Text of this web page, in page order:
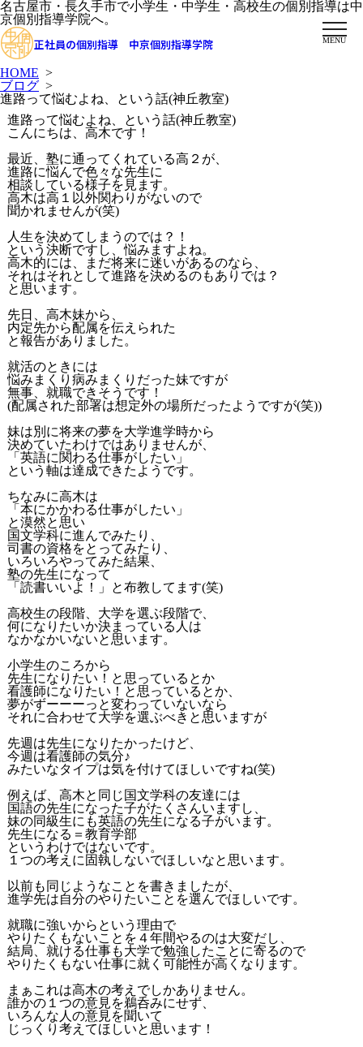
名古屋市・長久手市で小学生・中学生・高校生の個別指導は中
京個別指導学院へ。
正社員の個別指導 中京個別指導学院 MENU
HOME >
ブログ >
進路って悩むよね、という話(神丘教室)
進路って悩むよね、という話(神丘教室)
こんにちは、高木です！
最近、塾に通ってくれている高２が、
進路に悩んで色々な先生に
相談している様子を見ます。
高木は高１以外関わりがないので
聞かれませんが(笑)
人生を決めてしまうのでは？！
という決断ですし、悩みますよね。
高木的には、まだ将来に迷いがあるのなら、
それはそれとして進路を決めるのもありでは？
と思います。
先日、高木妹から、
内定先から配属を伝えられた
と報告がありました。
就活のときには
悩みまくり病みまくりだった妹ですが
無事、就職できそうです！
(配属された部署は想定外の場所だったようですが(笑))
妹は別に将来の夢を大学進学時から
決めていたわけではありませんが、
「英語に関わる仕事がしたい」
という軸は達成できたようです。
ちなみに高木は
「本にかかわる仕事がしたい」
と漠然と思い
国文学科に進んでみたり、
司書の資格をとってみたり、
いろいろやってみた結果、
塾の先生になって
「読書いいよ！」と布教してます(笑)
高校生の段階、大学を選ぶ段階で、
何になりたいか決まっている人は
なかなかいないと思います。
小学生のころから
先生になりたい！と思っているとか
看護師になりたい！と思っているとか、
夢がずーーーっと変わっていないなら
それに合わせて大学を選ぶべきと思いますが
先週は先生になりたかったけど、
今週は看護師の気分♪
みたいなタイプは気を付けてほしいですね(笑)
例えば、高木と同じ国文学科の友達には
国語の先生になった子がたくさんいますし、
妹の同級生にも英語の先生になる子がいます。
先生になる＝教育学部
というわけではないです。
１つの考えに固執しないでほしいなと思います。
以前も同じようなことを書きましたが、
進学先は自分のやりたいことを選んでほしいです。
就職に強いからという理由で
やりたくもないことを４年間やるのは大変だし、
結局、就ける仕事も大学で勉強したことに寄るので
やりたくもない仕事に就く可能性が高くなります。
まぁこれは高木の考えでしかありません。
誰かの１つの意見を鵜呑みにせず、
いろんな人の意見を聞いて
じっくり考えてほしいと思います！